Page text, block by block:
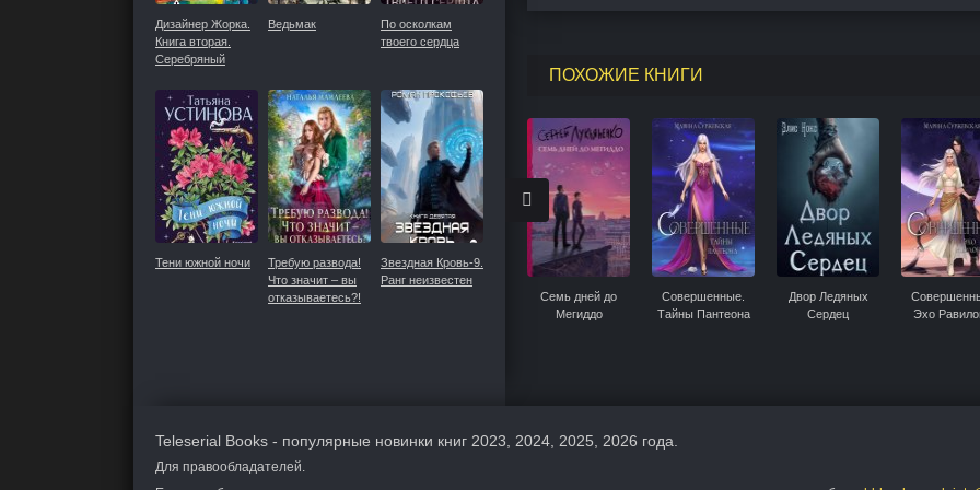
ПОХОЖИЕ КНИГИ
Семь дней до
Мегиддо
Совершенные.
Тайны Пантеона
Двор Ледяных
Сердец
Эхо
Дизайнер Жорка.
Книга вторая.
Серебряный
Ведьмак
По осколкам
твоего сердца
Тени южной ночи
Требую развода!
Что значит – вы
отказываетесь?!
Звездная Кровь-9.
Ранг неизвестен
Teleserial Books - популярные новинки книг 2023, 2024, 2025, 2026 года.
Для правообладателей.